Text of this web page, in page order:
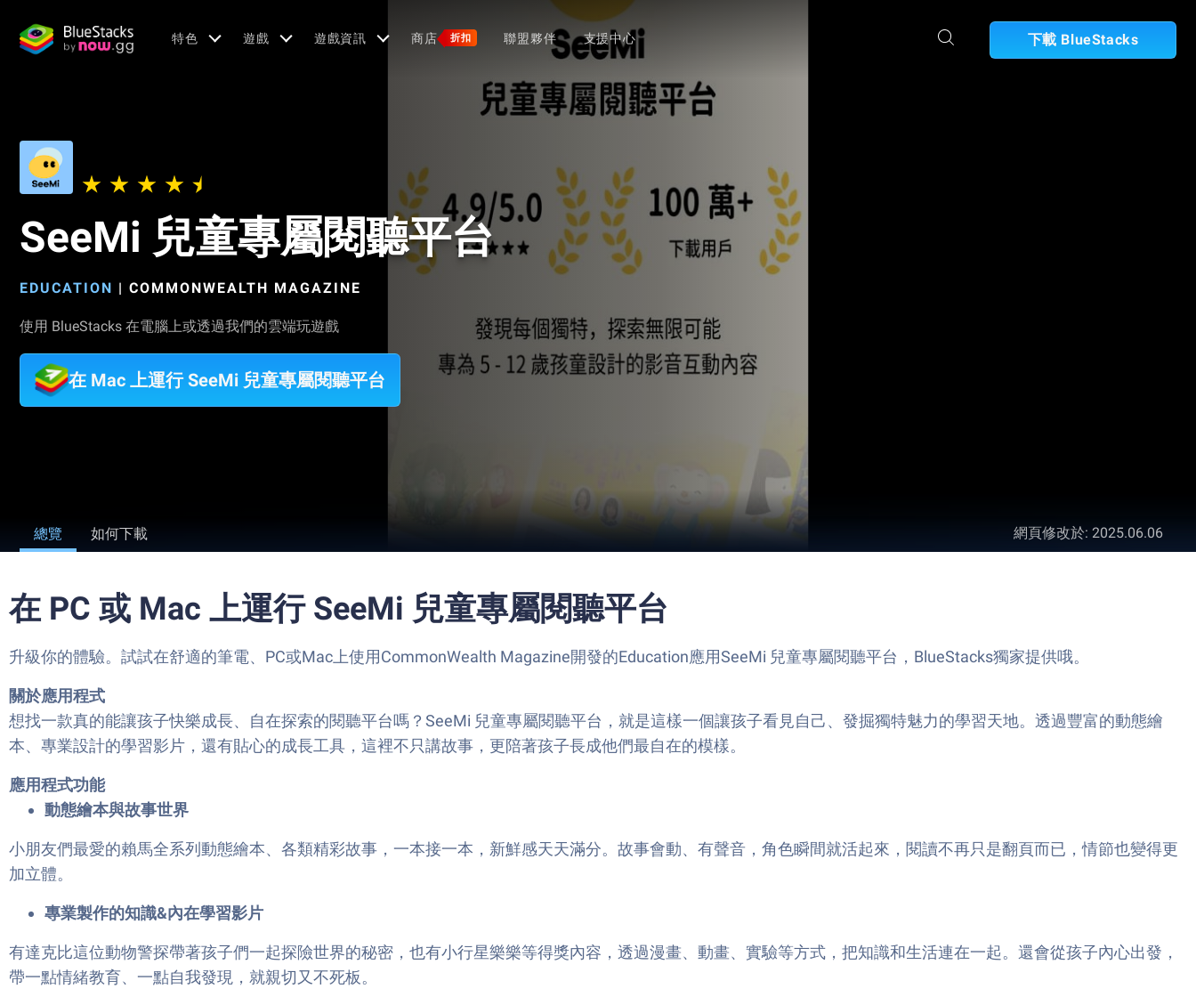
特色 遊戲 遊戲資訊 商店 折扣 聯盟夥伴 支援中心 下載 BlueStacks
SeeMi 兒童專屬閱聽平台
EDUCATION | COMMONWEALTH MAGAZINE
使用 BlueStacks 在電腦上或透過我們的雲端玩遊戲
在 Mac 上運行 SeeMi 兒童專屬閱聽平台
總覽 如何下載 網頁修改於: 2025.06.06
在 PC 或 Mac 上運行 SeeMi 兒童專屬閱聽平台
升級你的體驗。試試在舒適的筆電、PC或Mac上使用CommonWealth Magazine開發的Education應用SeeMi 兒童專屬閱聽平台，BlueStacks獨家提供哦。
關於應用程式
想找一款真的能讓孩子快樂成長、自在探索的閱聽平台嗎？SeeMi 兒童專屬閱聽平台，就是這樣一個讓孩子看見自己、發掘獨特魅力的學習天地。透過豐富的動態繪
本、專業設計的學習影片，還有貼心的成長工具，這裡不只講故事，更陪著孩子長成他們最自在的模樣。
應用程式功能
動態繪本與故事世界
小朋友們最愛的賴馬全系列動態繪本、各類精彩故事，一本接一本，新鮮感天天滿分。故事會動、有聲音，角色瞬間就活起來，閱讀不再只是翻頁而已，情節也變得更
加立體。
專業製作的知識&內在學習影片
有達克比這位動物警探帶著孩子們一起探險世界的秘密，也有小行星樂樂等得獎內容，透過漫畫、動畫、實驗等方式，把知識和生活連在一起。還會從孩子內心出發，
帶一點情緒教育、一點自我發現，就親切又不死板。